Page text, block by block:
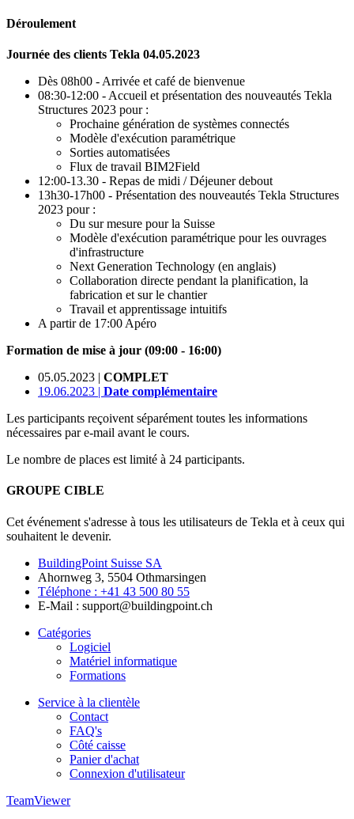
Déroulement
Journée des clients Tekla 04.05.2023
Dès 08h00 - Arrivée et café de bienvenue
08:30-12:00 - Accueil et présentation des nouveautés Tekla
Structures 2023 pour :
Prochaine génération de systèmes connectés
Modèle d'exécution paramétrique
Sorties automatisées
Flux de travail BIM2Field
12:00-13.30 - Repas de midi / Déjeuner debout
13h30-17h00 - Présentation des nouveautés Tekla Structures
2023 pour :
Du sur mesure pour la Suisse
Modèle d'exécution paramétrique pour les ouvrages
d'infrastructure
Next Generation Technology (en anglais)
Collaboration directe pendant la planification, la
fabrication et sur le chantier
Travail et apprentissage intuitifs
A partir de 17:00 Apéro
Formation de mise à jour (09:00 - 16:00)
05.05.2023 | COMPLET
19.06.2023 | Date complémentaire
Les participants reçoivent séparément toutes les informations
nécessaires par e-mail avant le cours.
Le nombre de places est limité à 24 participants.
GROUPE CIBLE
Cet événement s'adresse à tous les utilisateurs de Tekla et à ceux qui
souhaitent le devenir.
BuildingPoint Suisse SA
Ahornweg 3, 5504 Othmarsingen
Téléphone : +41 43 500 80 55
E-Mail : support@buildingpoint.ch
Catégories
Logiciel
Matériel informatique
Formations
Service à la clientèle
Contact
FAQ's
Côté caisse
Panier d'achat
Connexion d'utilisateur
TeamViewer